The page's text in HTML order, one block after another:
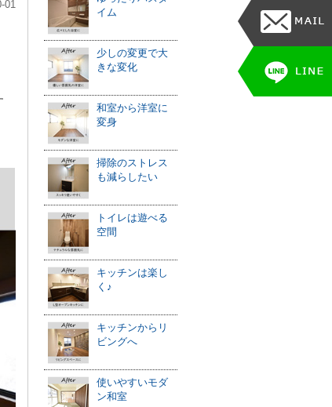
01
イム
少しの変更で大
きな変化
和室から洋室に
変身
掃除のストレス
も減らしたい
トイレは遊べる
空間
キッチンは楽し
く♪
キッチンからリ
ビングへ
使いやすいモダ
ン和室